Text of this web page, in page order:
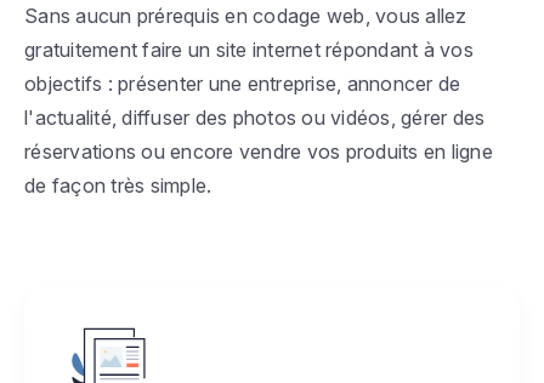
Sans aucun prérequis en codage web, vous allez
gratuitement faire un site internet répondant à vos
objectifs : présenter une entreprise, annoncer de
l'actualité, diffuser des photos ou vidéos, gérer des
réservations ou encore vendre vos produits en ligne
de façon très simple.